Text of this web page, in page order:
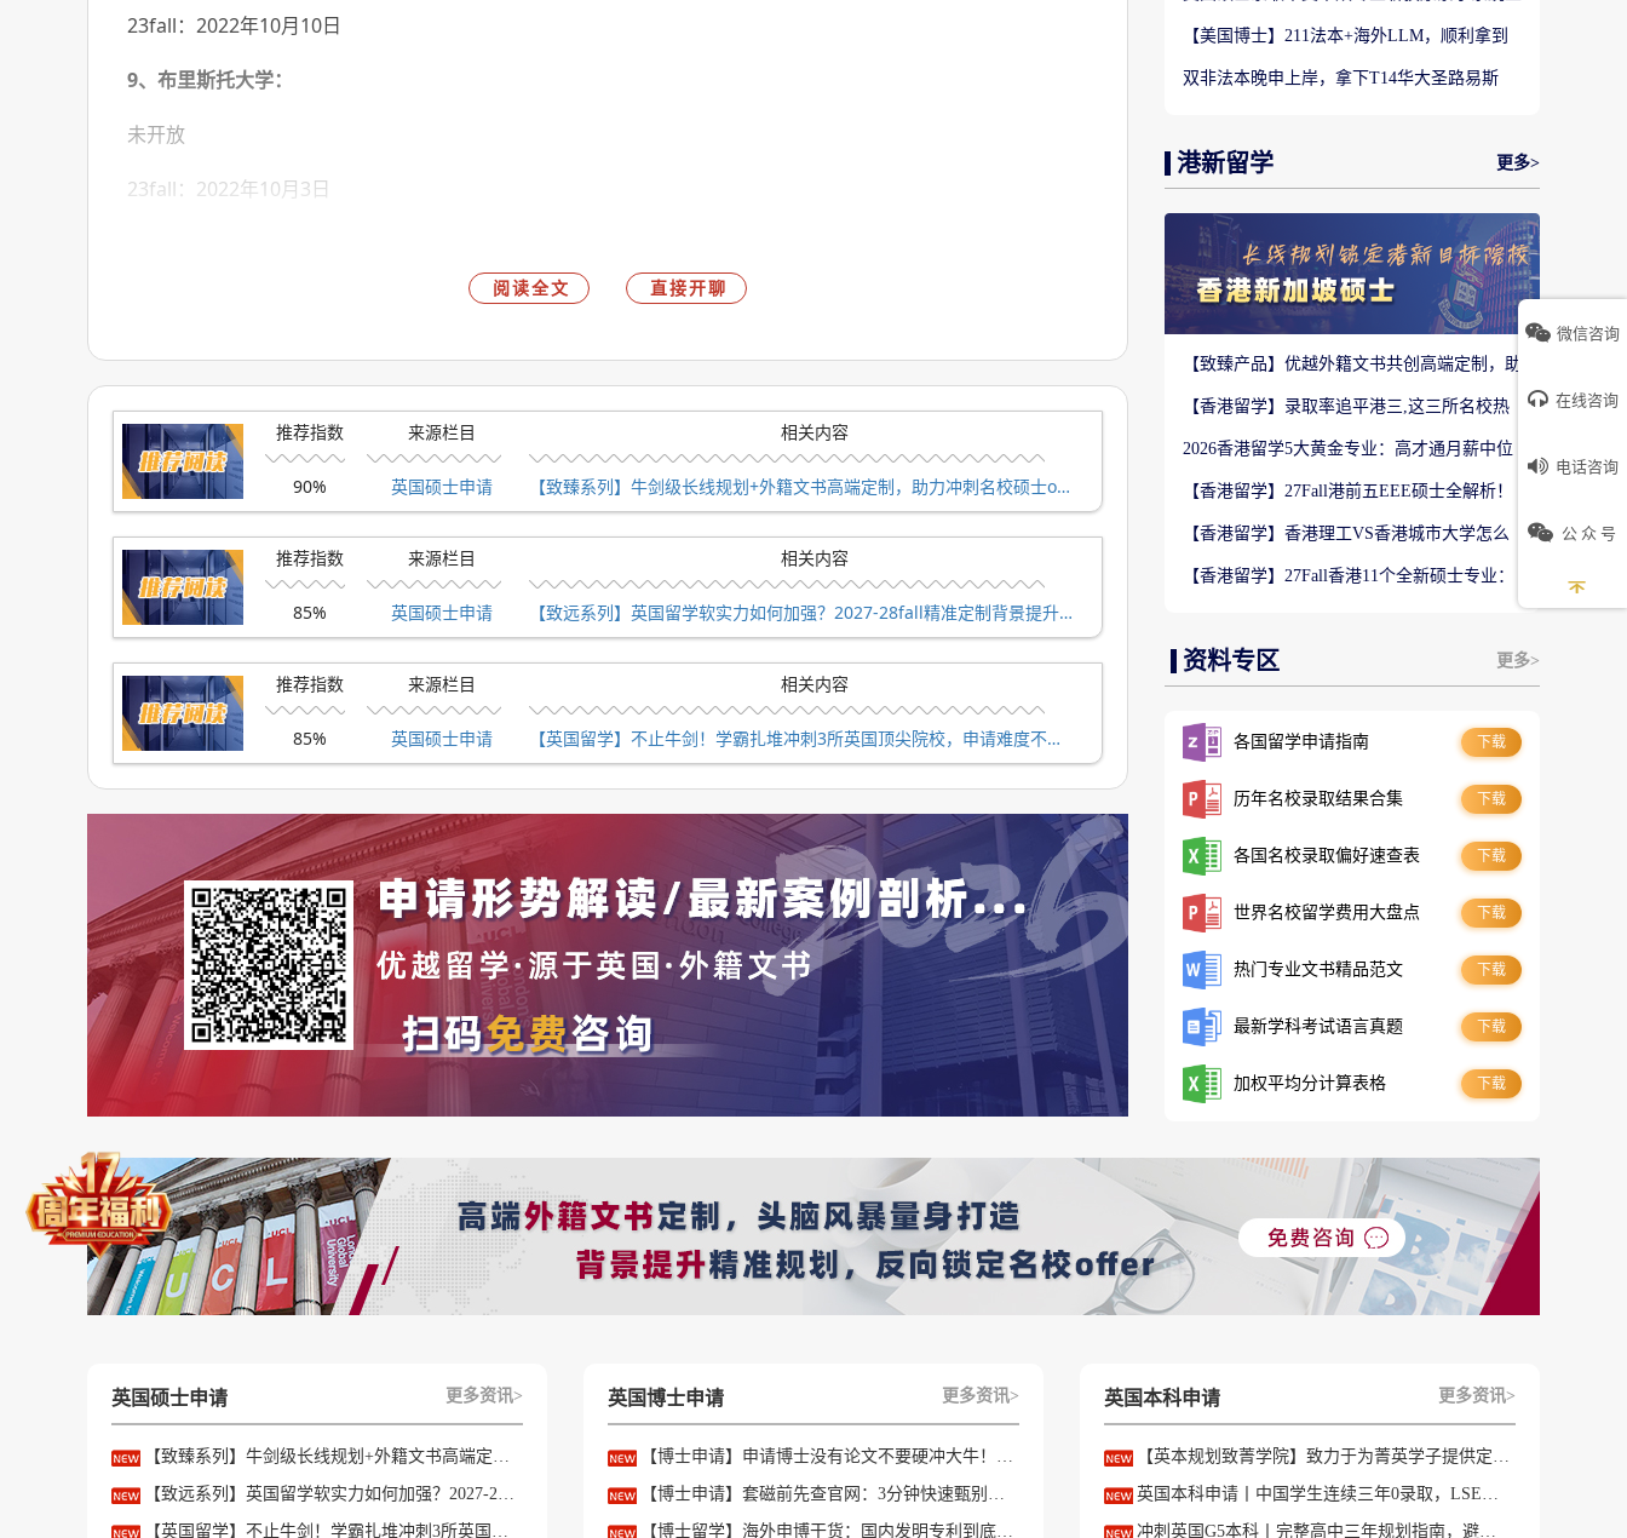
23fall：2022年10月10日
9、布里斯托大学：
未开放
23fall：2022年10月3日
11、利兹大学：
未开放
23fall：2022年10月1日
12、格拉斯哥大学：
未开放
23fall：2022年10月1日
13、杜伦大学：
10月1日开放
23fall：2022年10月1日
14、南安普顿大学：
9月开放
23fall：2022年9月21日
15、伯明翰大学：
未开放
23fall：2022年10月1日
16、圣安德鲁斯大学：
未开放
17、诺丁汉大学：
部分专业已开放申请
部分专业暂未开放
阅读全文 直接开聊
推荐指数
90%
来源栏目
英国硕士申请
相关内容
【致臻系列】牛剑级长线规划+外籍文书高端定制，助力冲刺名校硕士offer！
推荐指数
85%
来源栏目
英国硕士申请
相关内容
【致远系列】英国留学软实力如何加强？2027-28fall精准定制背景提升！
推荐指数
85%
来源栏目
英国硕士申请
相关内容
【英国留学】不止牛剑！学霸扎堆冲刺3所英国顶尖院校，申请难度不输牛津剑桥
【美国博士】211法本+海外LLM，顺利拿到
双非法本晚申上岸，拿下T14华大圣路易斯
港新留学 更多>
【致臻产品】优越外籍文书共创高端定制，助
【香港留学】录取率追平港三,这三所名校热
2026香港留学5大黄金专业：高才通月薪中位
【香港留学】27Fall港前五EEE硕士全解析！
【香港留学】香港理工VS香港城市大学怎么
【香港留学】27Fall香港11个全新硕士专业：
资料专区 更多>
各国留学申请指南 下载
历年名校录取结果合集 下载
各国名校录取偏好速查表 下载
世界名校留学费用大盘点 下载
热门专业文书精品范文 下载
最新学科考试语言真题 下载
加权平均分计算表格 下载
英国硕士申请 更多资讯>
【致臻系列】牛剑级长线规划+外籍文书高端定制，助力冲刺名校硕士offer！
【致远系列】英国留学软实力如何加强？2027-28fall精准定制背景提升！
【英国留学】不止牛剑！学霸扎堆冲刺3所英国顶尖院校，申请难度不输牛津剑桥
英国博士申请 更多资讯>
【博士申请】申请博士没有论文不要硬冲大牛！学会精准筛选导师
【博士申请】套磁前先查官网：3分钟快速甄别只收985/高绩点的内卷课题组
【博士留学】海外申博干货：国内发明专利到底能不能加分？含金量一文讲透
英国本科申请 更多资讯>
【英本规划致菁学院】致力于为菁英学子提供定制式升学规划服务！
英国本科申请丨中国学生连续三年0录取，LSE这些专业为什么难申？
冲刺英国G5本科丨完整高中三年规划指南，避开 90% 申请者踩过的坑
微信咨询
在线咨询
电话咨询
公 众 号